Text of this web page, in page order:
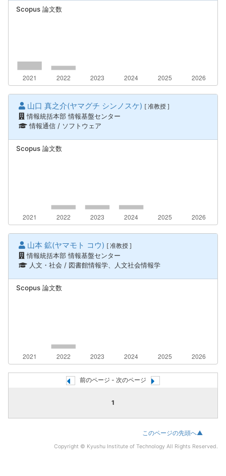
Scopus 論文数
山口 真之介(ヤマグチ シンノスケ) [ 准教授 ]
情報統括本部 情報基盤センター
情報通信 / ソフトウェア
Scopus 論文数
山本 鉱(ヤマモト コウ) [ 准教授 ]
情報統括本部 情報基盤センター
人文・社会 / 図書館情報学、人文社会情報学
Scopus 論文数
前のページ - 次のページ
1
このページの先頭へ▲
Copyright © Kyushu Institute of Technology All Rights Reserved.